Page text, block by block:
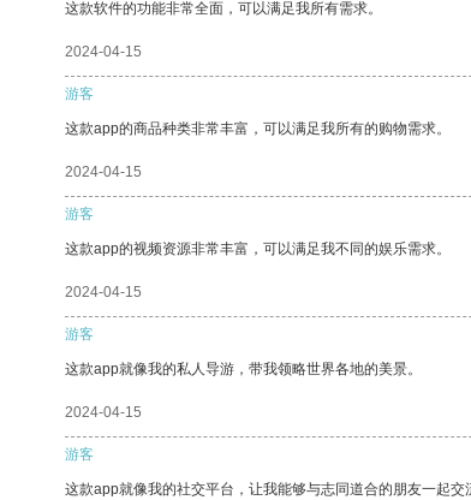
这款软件的功能非常全面，可以满足我所有需求。
2024-04-15
游客
这款app的商品种类非常丰富，可以满足我所有的购物需求。
2024-04-15
游客
这款app的视频资源非常丰富，可以满足我不同的娱乐需求。
2024-04-15
游客
这款app就像我的私人导游，带我领略世界各地的美景。
2024-04-15
游客
这款app就像我的社交平台，让我能够与志同道合的朋友一起交